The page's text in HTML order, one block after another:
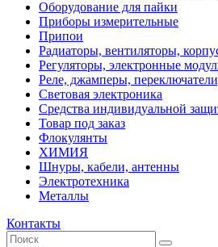
Оборудование для пайки
Приборы измерительные
Припои
Радиаторы, вентиляторы,
Регуляторы, электронные
Реле, джамперы,
Световая электроника
Средства индивидуальной
Товар под заказ
Флокулянты
ХИМИЯ
Шнуры, кабели, антенны
Электротехника
Металлы
Контакты